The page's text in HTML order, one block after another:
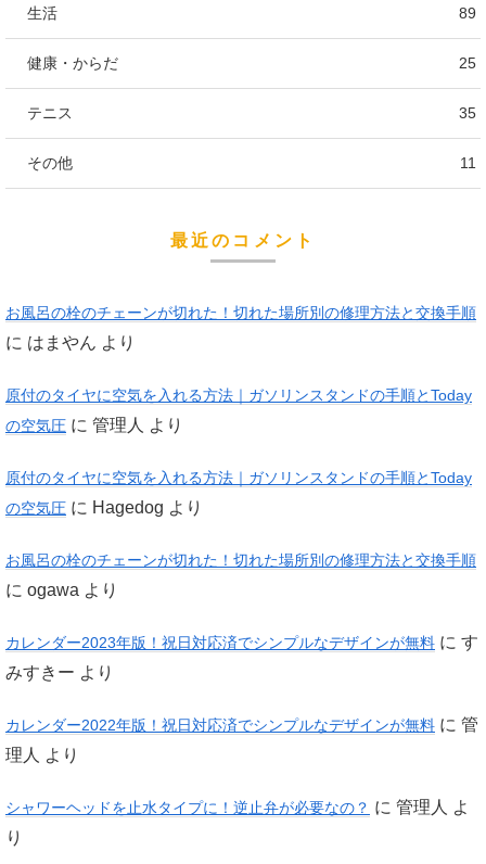
生活 89
健康・からだ 25
テニス 35
その他 11
最近のコメント
お風呂の栓のチェーンが切れた！切れた場所別の修理方法と交換手順
に はまやん より
原付のタイヤに空気を入れる方法｜ガソリンスタンドの手順とToday
の空気圧 に 管理人 より
原付のタイヤに空気を入れる方法｜ガソリンスタンドの手順とToday
の空気圧 に Hagedog より
お風呂の栓のチェーンが切れた！切れた場所別の修理方法と交換手順
に ogawa より
カレンダー2023年版！祝日対応済でシンプルなデザインが無料 に す
みすきー より
カレンダー2022年版！祝日対応済でシンプルなデザインが無料 に 管
理人 より
シャワーヘッドを止水タイプに！逆止弁が必要なの？ に 管理人 よ
り